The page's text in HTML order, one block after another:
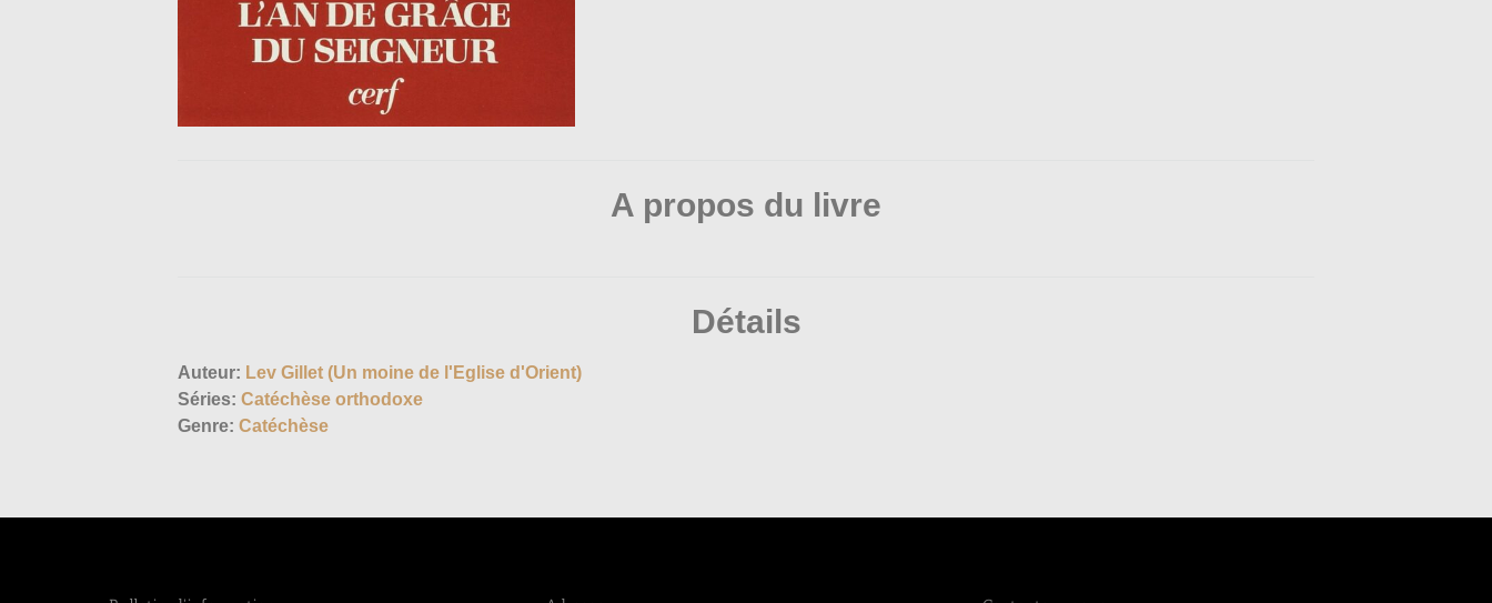
A propos du livre
Détails
Auteur: Lev Gillet (Un moine de l'Eglise d'Orient)
Séries: Catéchèse orthodoxe
Genre: Catéchèse